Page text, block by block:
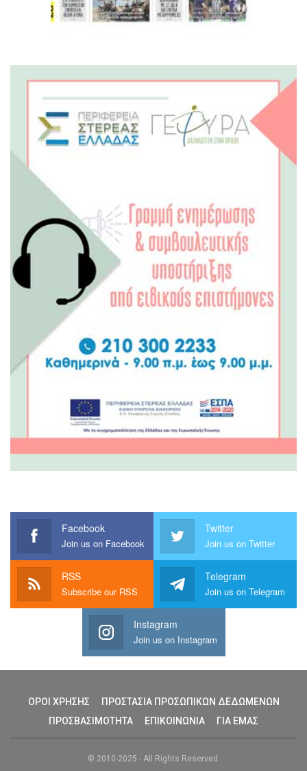
Facebook
Join us on Facebook
Twitter
Join us on Twitter
RSS
Subscribe our RSS
Telegram
Join us on Telegram
Instagram
Join us on Instagram
ΟΡΟΙ ΧΡΗΣΗΣ
ΠΡΟΣΤΑΣΙΑ ΠΡΟΣΩΠΙΚΩΝ ΔΕΔΩΜΕΝΩΝ
ΠΡΟΣΒΑΣΙΜΟΤΗΤΑ
ΕΠΙΚΟΙΝΩΝΙΑ ΓΙΑ ΕΜΑΣ
© 2010-2025 - All Rights Reserved.